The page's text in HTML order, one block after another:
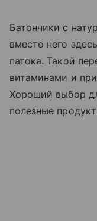
Батончики с
вместо него
патока. Такой
витаминами и
Хороший выбор
полезные